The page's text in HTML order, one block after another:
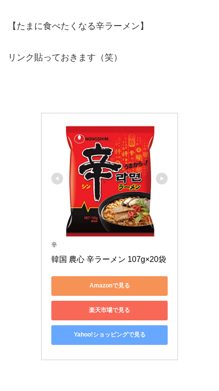
【たまに食べたくなる辛ラーメン】
リンク貼っておきます（笑）
辛
韓国 農心 辛ラーメン 107g×20袋
Amazonで見る
楽天市場で見る
Yahoo!ショッピングで見る